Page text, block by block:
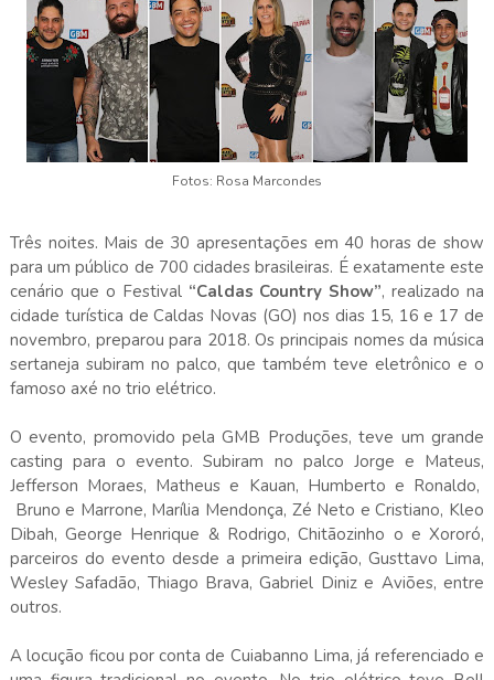
Fotos: Rosa Marcondes
Três noites. Mais de 30 apresentações em 40 horas de show
para um público de 700 cidades brasileiras. É exatamente este
cenário que o Festival “Caldas Country Show”, realizado na
cidade turística de Caldas Novas (GO) nos dias 15, 16 e 17 de
novembro, preparou para 2018. Os principais nomes da música
sertaneja subiram no palco, que também teve eletrônico e o
famoso axé no trio elétrico.
O evento, promovido pela GMB Produções, teve um grande
casting para o evento. Subiram no palco Jorge e Mateus,
Jefferson Moraes, Matheus e Kauan, Humberto e Ronaldo,
Bruno e Marrone, Marília Mendonça, Zé Neto e Cristiano, Kleo
Dibah, George Henrique & Rodrigo, Chitãozinho o e Xororó,
parceiros do evento desde a primeira edição, Gusttavo Lima,
Wesley Safadão, Thiago Brava, Gabriel Diniz e Aviões, entre
outros.
A locução ficou por conta de Cuiabanno Lima, já referenciado e